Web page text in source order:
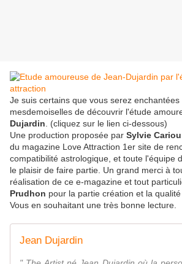
Je suis certains que vous serez
mesdemoiselles de découvrir l'étude
Dujardin . (cliquez sur le lien ci-dessous)
Une production proposée par Sylvie Cariou
du magazine Love Attraction 1er site de
compatibilité astrologique, et toute l'équipe
le plaisir de faire partie. Un grand merci à
réalisation de ce e-magazine et tout
Prudhon pour la partie création et la
Vous en souhaitant une très bonne lecture.
Jean Dujardin